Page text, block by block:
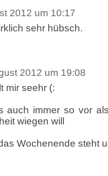
2012 um 10:17
sehr hübsch.
2012 um 19:08
mir seehr (:
auch immer so vor
wiegen will
Wochenende steht